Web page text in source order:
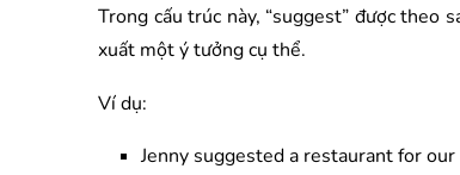
Trong cấu trúc này, “suggest” được theo
xuất một ý tưởng cụ thể.
Ví dụ:
Jenny suggested a restaurant for